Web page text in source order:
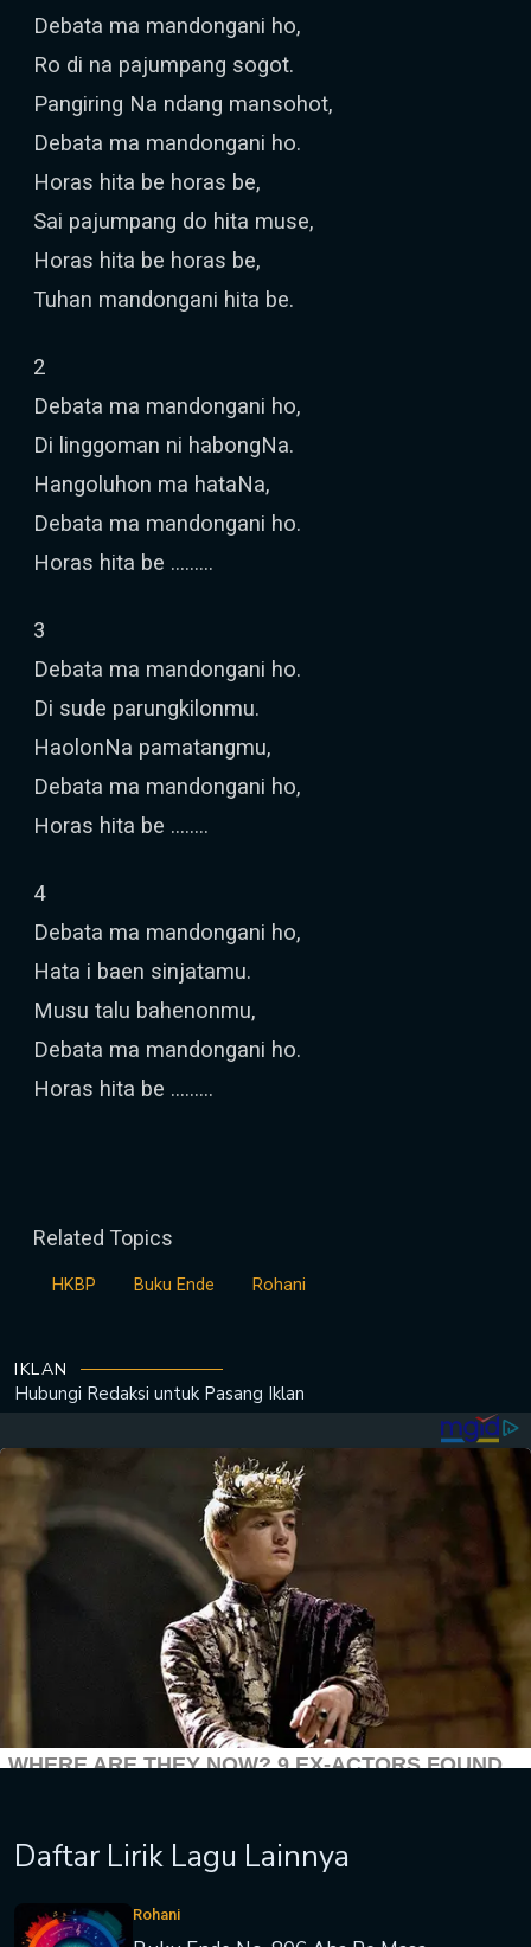
Debata ma mandongani ho,
Ro di na pajumpang sogot.
Pangiring Na ndang mansohot,
Debata ma mandongani ho.
Horas hita be horas be,
Sai pajumpang do hita muse,
Horas hita be horas be,
Tuhan mandongani hita be.
2
Debata ma mandongani ho,
Di linggoman ni habongNa.
Hangoluhon ma hataNa,
Debata ma mandongani ho.
Horas hita be ………
3
Debata ma mandongani ho.
Di sude parungkilonmu.
HaolonNa pamatangmu,
Debata ma mandongani ho,
Horas hita be ……..
4
Debata ma mandongani ho,
Hata i baen sinjatamu.
Musu talu bahenonmu,
Debata ma mandongani ho.
Horas hita be ………
Related Topics
HKBP Buku Ende Rohani
IKLAN
Hubungi Redaksi untuk Pasang Iklan
Daftar Lirik Lagu Lainnya
Rohani